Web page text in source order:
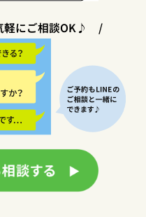
軽にご相談OK♪ /